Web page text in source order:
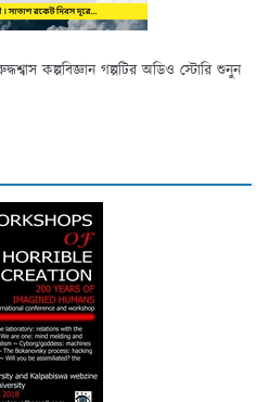
কল্পবিজ্ঞান গল্পটির অডিও স্টোরি শুনুন